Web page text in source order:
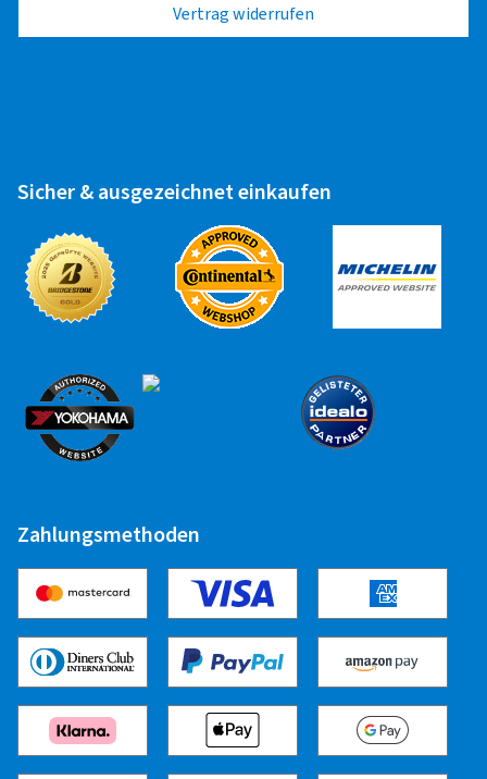
Vertrag widerrufen
Sicher & ausgezeichnet einkaufen
Zahlungsmethoden